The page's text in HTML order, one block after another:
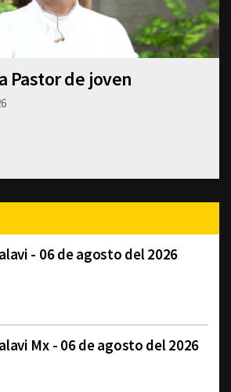
Pastor de joven
- 06 de agosto del 2026
Mx - 06 de agosto del 2026